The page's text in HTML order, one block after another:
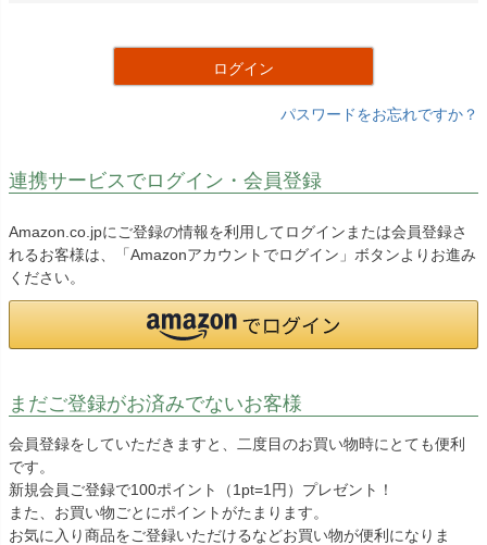
ログイン
パスワードをお忘れですか？
連携サービスでログイン・会員登録
Amazon.co.jpにご登録の情報を利用してログインまたは会員登録さ
れるお客様は、「Amazonアカウントでログイン」ボタンよりお進み
ください。
まだご登録がお済みでないお客様
会員登録をしていただきますと、二度目のお買い物時にとても便利
です。
新規会員ご登録で100ポイント（1pt=1円）プレゼント！
また、お買い物ごとにポイントがたまります。
お気に入り商品をご登録いただけるなどお買い物が便利になりま